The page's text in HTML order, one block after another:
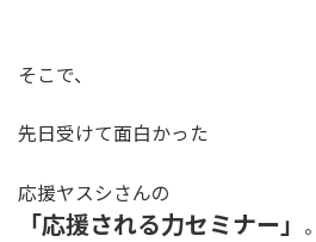
そこで、
先日受けて面白かった
応援ヤスシさんの
「応援される力セミナー」 。